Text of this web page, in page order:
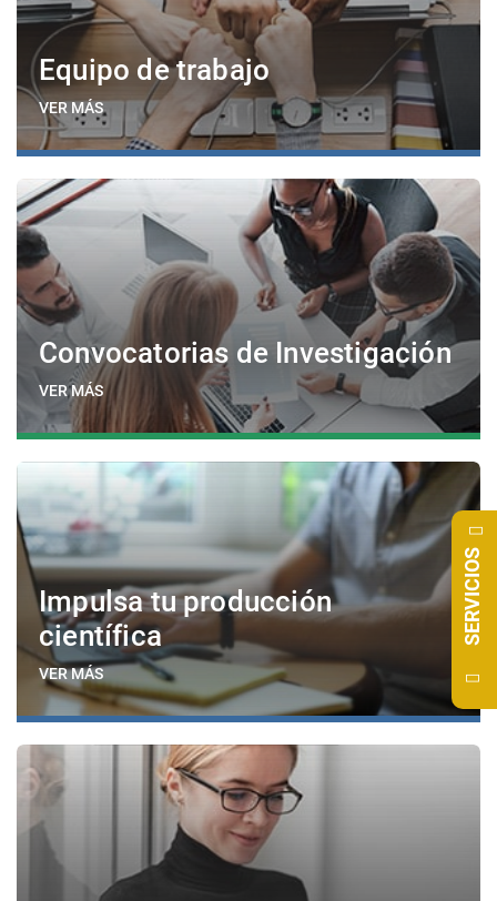
Equipo de trabajo
VER MÁS
Convocatorias de Investigación
VER MÁS
Impulsa tu producción
científica
VER MÁS
SERVICIOS